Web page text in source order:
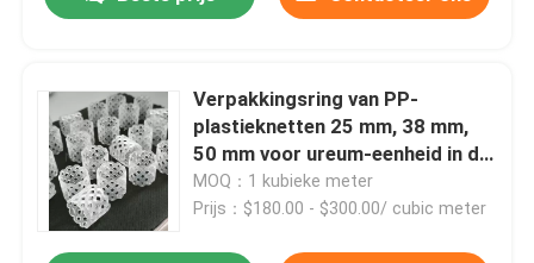
Verpakkingsring van PP-
plastieknetten 25 mm, 38 mm,
50 mm voor ureum-eenheid in de
mestindustrie
MOQ：1 kubieke meter
Prijs：$180.00 - $300.00/ cubic meter